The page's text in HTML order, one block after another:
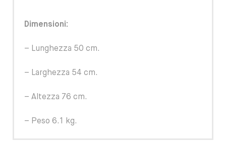
Dimensioni:
– Lunghezza 50 cm.
– Larghezza 54 cm.
– Altezza 76 cm.
– Peso 6.1 kg.